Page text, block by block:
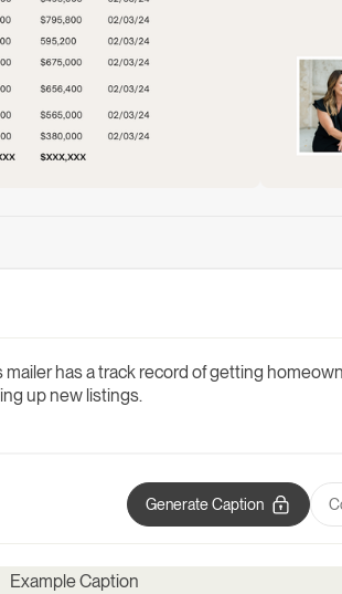
has a track record of getting
up new listings.
Generate Caption
Example Caption